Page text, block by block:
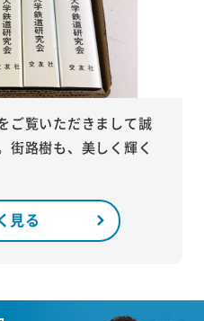
ご覧いただきまして誠
街路樹も、美しく輝く
見る